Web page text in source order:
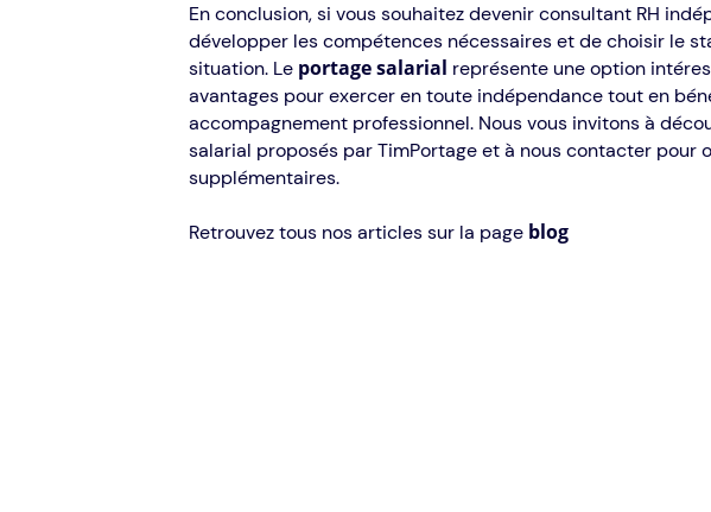
En conclusion, si vous souhaitez devenir consultant RH
développer les compétences nécessaires et de choisir le
situation. Le portage salarial représente une option
avantages pour exercer en toute indépendance tout en
accompagnement professionnel. Nous vous invitons à
salarial proposés par TimPortage et à nous contacter pour
supplémentaires.
Retrouvez tous nos articles sur la page blog